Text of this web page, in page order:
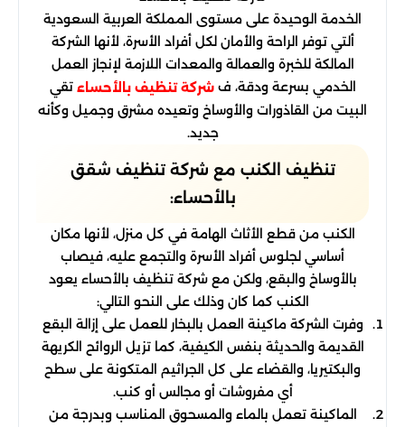
الخدمة الوحيدة على مستوى المملكة العربية السعودية
ألتي توفر الراحة والأمان لكل أفراد الأسرة، لأنها الشركة
المالكة للخبرة والعمالة والمعدات اللازمة لإنجاز العمل
الخدمي بسرعة ودقة، فشركة تنظيف بالأحساء تقي
البيت من القاذورات والأوساخ وتعيده مشرق وجميل وكأنه
جديد.
تنظيف الكنب مع شركة تنظيف شقق
بالأحساء:
الكنب من قطع الأثاث الهامة في كل منزل، لأنها مكان
أساسي لجلوس أفراد الأسرة والتجمع عليه، فيصاب
بالأوساخ والبقع، ولكن مع شركة تنظيف بالأحساء يعود
الكنب كما كان وذلك على النحو التالي:
وفرت الشركة ماكينة العمل بالبخار للعمل على إزالة البقع
القديمة والحديثة بنفس الكيفية، كما تزيل الروائح الكريهة
والبكتيريا، والقضاء على كل الجراثيم المتكونة على سطح
أي مفروشات أو مجالس أو كنب.
الماكينة تعمل بالماء والمسحوق المناسب وبدرجة من